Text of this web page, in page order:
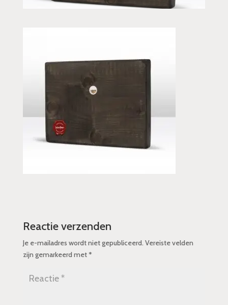
Reactie verzenden
Je e-mailadres wordt niet gepubliceerd. Vereiste velden
zijn gemarkeerd met*